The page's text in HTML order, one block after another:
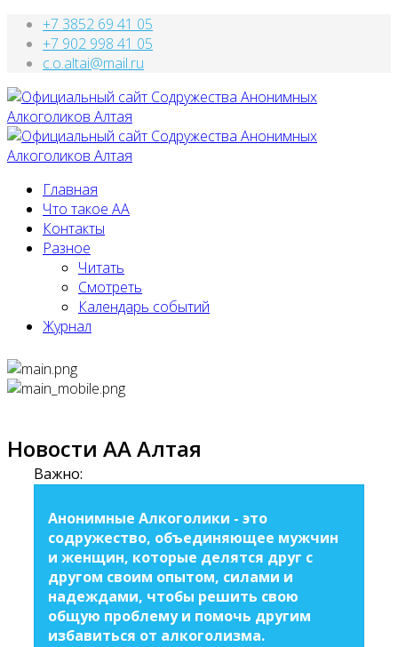
+7 3852 69 41 05
+7 902 998 41 05
c.o.altai@mail.ru
Главная
Что такое АА
Контакты
Разное
Читать
Смотреть
Календарь событий
Журнал
Новости АА Алтая
Важно:
Анонимные Алкоголики - это
содружество, объединяющее мужчин
и женщин, которые делятся друг с
другом своим опытом, силами и
надеждами, чтобы решить свою
общую проблему и помочь другим
избавиться от алкоголизма.